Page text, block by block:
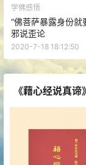
学佛感悟
“佛菩萨暴露身份就
邪说歪论
2020-7-18 18:12:50
《藉心经说真